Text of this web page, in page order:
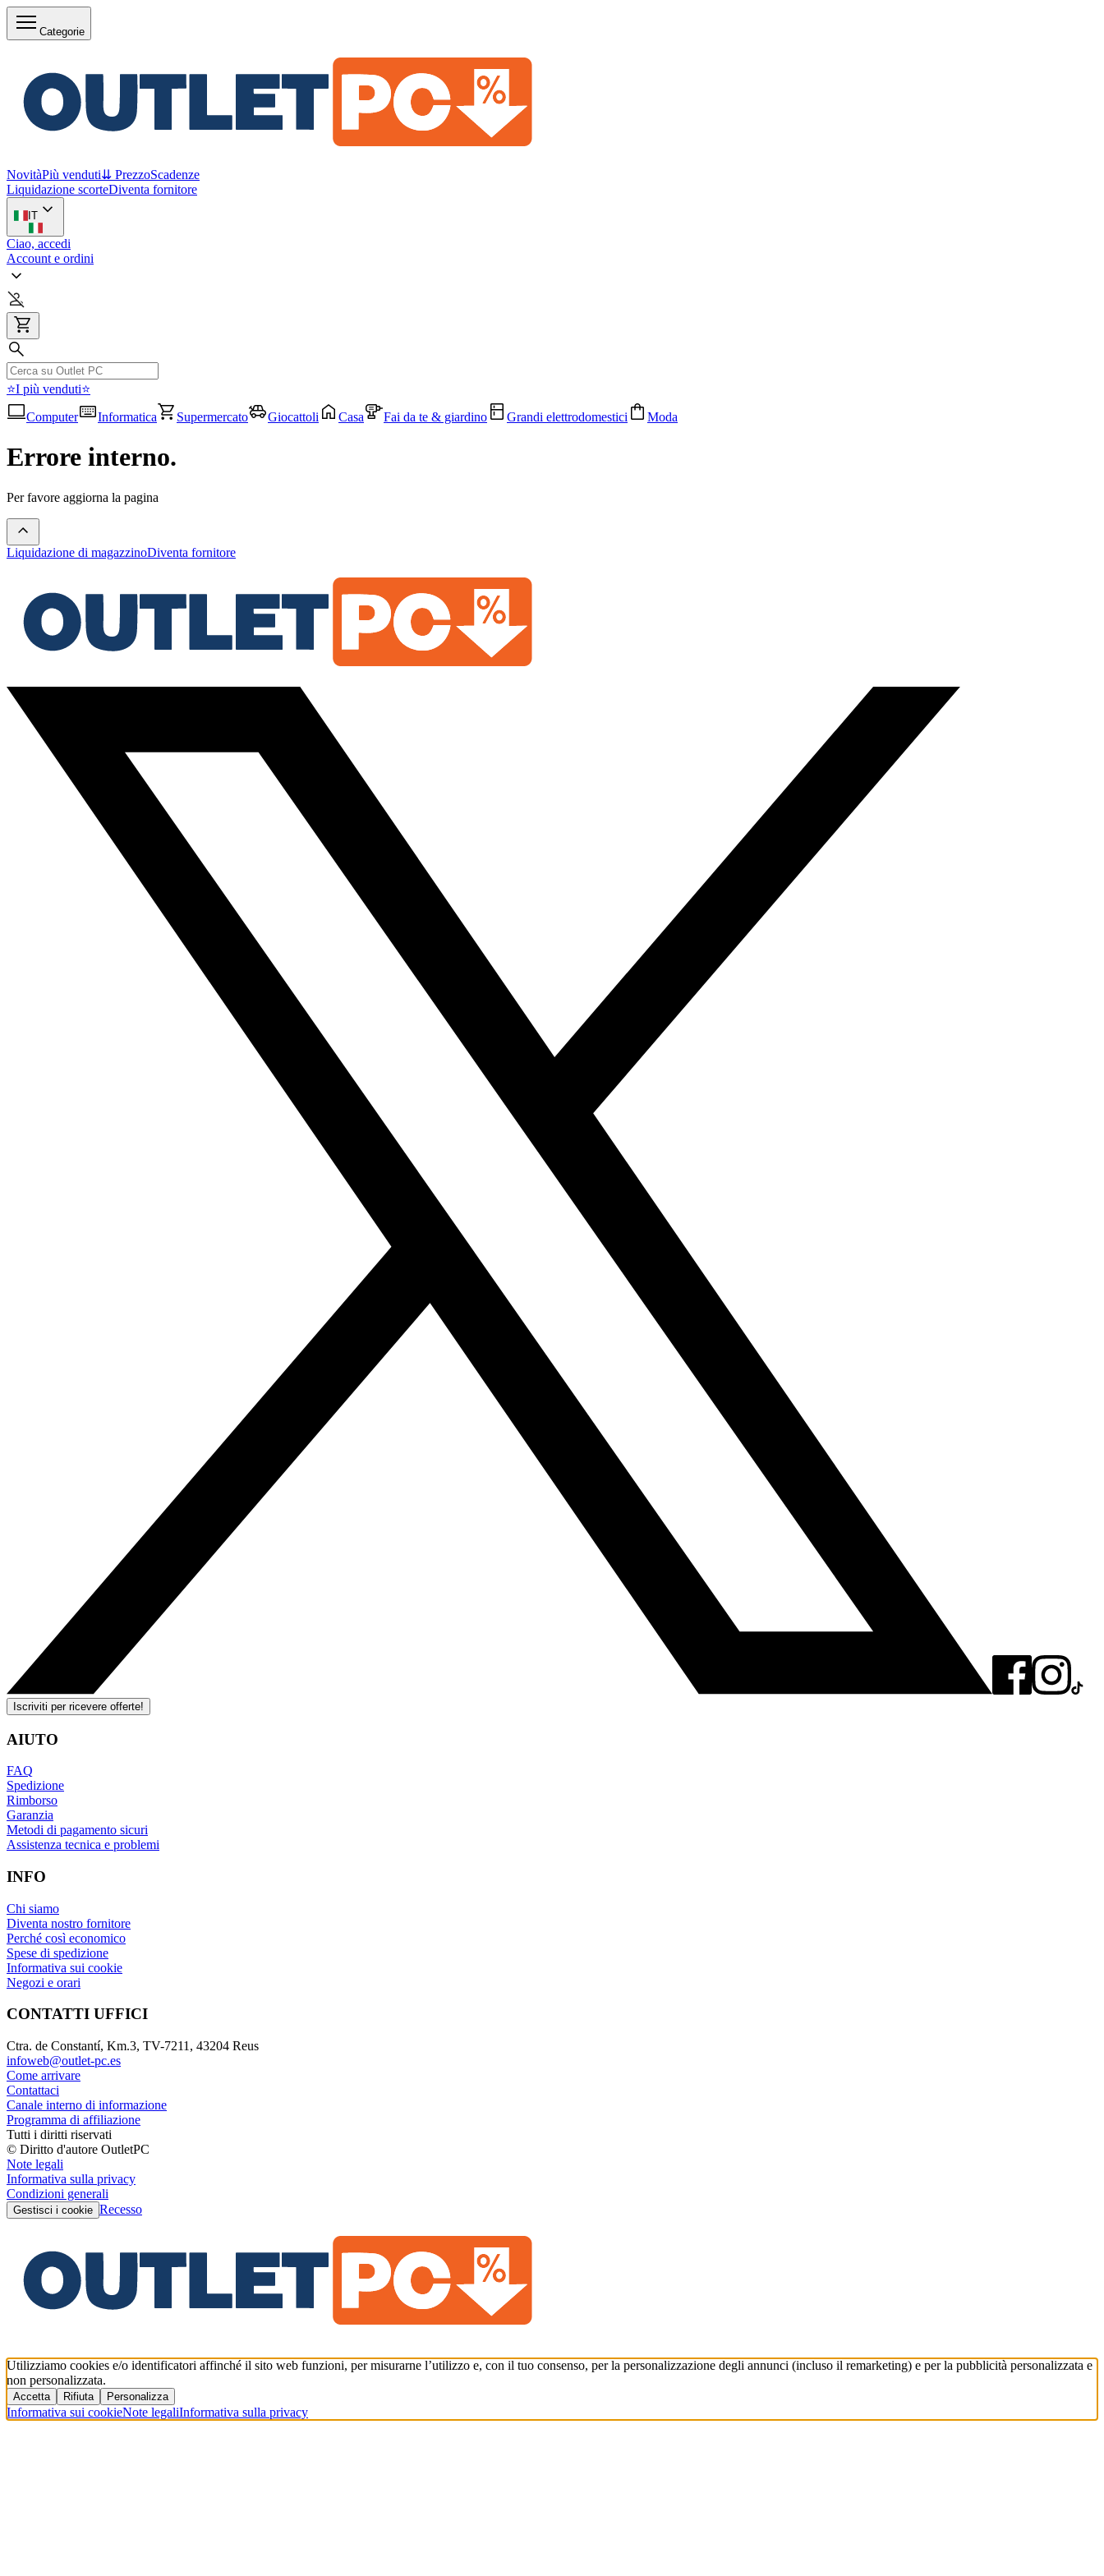
Categorie
NovitàPiù venduti⇊ PrezzoScadenze
Liquidazione scorteDiventa fornitore
IT
Ciao, accedi
Account e ordini
⭐I più venduti⭐
Computer
Informatica Supermercato Giocattoli Casa Fai da te & giardino Grandi elettrodomestici Moda
Errore interno.
Per favore aggiorna la pagina
Liquidazione di magazzinoDiventa fornitore
Iscriviti per ricevere offerte!
AIUTO
FAQ
Spedizione
Rimborso
Garanzia
Metodi di pagamento sicuri
Assistenza tecnica e problemi
INFO
Chi siamo
Diventa nostro fornitore
Perché così economico
Spese di spedizione
Informativa sui cookie
Negozi e orari
CONTATTI UFFICI
Ctra. de Constantí, Km.3, TV-7211, 43204 Reus
infoweb@outlet-pc.es
Come arrivare
Contattaci
Canale interno di informazione
Programma di affiliazione
Tutti i diritti riservati
© Diritto d'autore OutletPC
Note legali
Informativa sulla privacy
Condizioni generali
Gestisci i cookie Recesso
Utilizziamo cookies e/o identificatori affinché il sito web funzioni, per misurarne l’utilizzo e, con il tuo consenso, per la personalizzazione degli annunci (incluso il remarketing) e per la pubblicità personalizzata e
non personalizzata.
Accetta Rifiuta Personalizza
Informativa sui cookieNote legaliInformativa sulla privacy